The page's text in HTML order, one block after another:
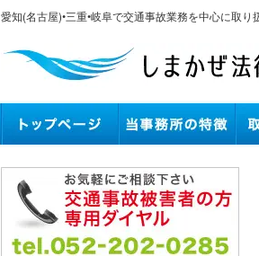
愛知(名古屋)•三重•岐阜で交通事故業務を中心に取